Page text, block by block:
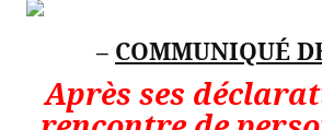
– COMMUNIQUÉ
Après ses